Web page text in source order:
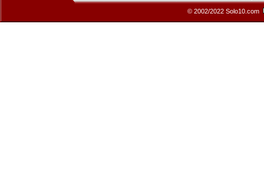
© 2002/2022 Solo10.com